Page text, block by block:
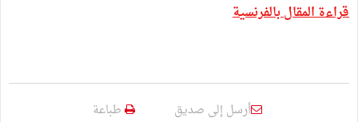
قراءة المقال بالفرنسية
أرسل إلى صديق طباعة